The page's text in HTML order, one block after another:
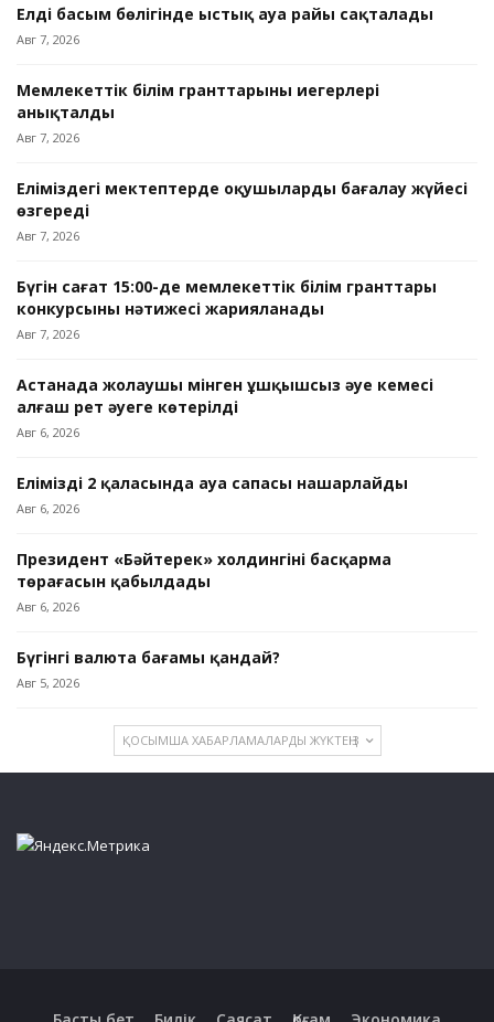
Елдің басым бөлігінде ыстық ауа райы сақталады
Авг 7, 2026
Мемлекеттік білім гранттарының иегерлері
анықталды
Авг 7, 2026
Еліміздегі мектептерде оқушыларды бағалау жүйесі
өзгереді
Авг 7, 2026
Бүгін сағат 15:00-де мемлекеттік білім гранттары
конкурсының нәтижесі жарияланады
Авг 7, 2026
Астанада жолаушы мінген ұшқышсыз әуе кемесі
алғаш рет әуеге көтерілді
Авг 6, 2026
Еліміздің 2 қаласында ауа сапасы нашарлайды
Авг 6, 2026
Президент «Бәйтерек» холдингінің басқарма
төрағасын қабылдады
Авг 6, 2026
Бүгінгі валюта бағамы қандай?
Авг 5, 2026
ҚОСЫМША ХАБАРЛАМАЛАРДЫ ЖҮКТЕҢІЗ